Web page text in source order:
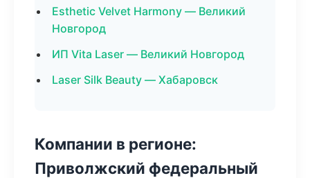
Esthetic Velvet Harmony — Великий
Новгород
ИП Vita Laser — Великий Новгород
Laser Silk Beauty — Хабаровск
Компании в регионе:
Приволжский федеральный